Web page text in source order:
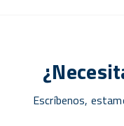
Escríbenos,